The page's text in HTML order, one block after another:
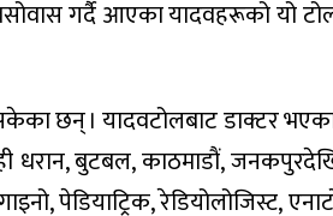
गर्दै आएका यादवहरूको यो
छन् । यादवटोलबाट डाक्टर
धरान, बुटबल, काठमाडाैं,
पेडियाट्रिक, रेडियोलोजिस्ट,